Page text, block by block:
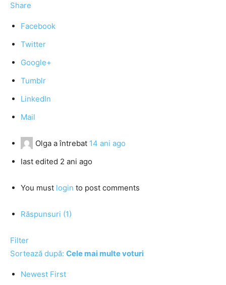
Share
Facebook
Twitter
Google+
Tumblr
LinkedIn
Mail
Olga a întrebat 14 ani ago
last edited 2 ani ago
You must login to post comments
Răspunsuri (1)
Filter
Sortează după: Cele mai multe voturi
Newest First